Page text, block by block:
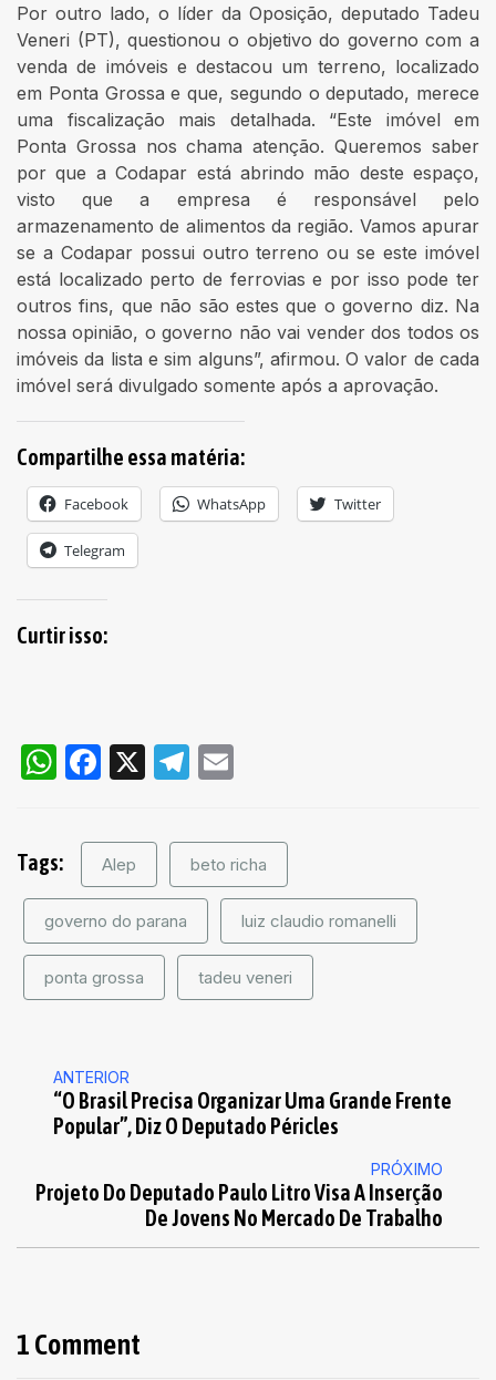
Por outro lado, o líder da Oposição, deputado Tadeu
Veneri (PT), questionou o objetivo do governo com a
venda de imóveis e destacou um terreno, localizado
em Ponta Grossa e que, segundo o deputado, merece
uma fiscalização mais detalhada. “Este imóvel em
Ponta Grossa nos chama atenção. Queremos saber
por que a Codapar está abrindo mão deste espaço,
visto que a empresa é responsável pelo
armazenamento de alimentos da região. Vamos apurar
se a Codapar possui outro terreno ou se este imóvel
está localizado perto de ferrovias e por isso pode ter
outros fins, que não são estes que o governo diz. Na
nossa opinião, o governo não vai vender dos todos os
imóveis da lista e sim alguns”, afirmou. O valor de cada
imóvel será divulgado somente após a aprovação.
Compartilhe essa matéria:
Facebook WhatsApp Twitter
Telegram
Curtir isso:
WhatsApp
Facebook
X Telegram
Tags: Alep beto richa
governo do parana luiz claudio romanelli
ponta grossa tadeu veneri
ANTERIOR
“O Brasil Precisa Organizar Uma Grande Frente
Popular”, Diz O Deputado Péricles
PRÓXIMO
Projeto Do Deputado Paulo Litro Visa A Inserção
De Jovens No Mercado De Trabalho
1 Comment